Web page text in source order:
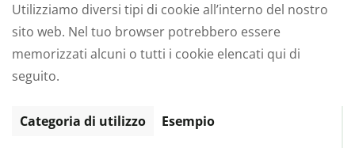
Utilizziamo diversi tipi di cookie all’interno del nostro
sito web. Nel tuo browser potrebbero essere
memorizzati alcuni o tutti i cookie elencati qui di
seguito.
Categoria di utilizzo Esempio